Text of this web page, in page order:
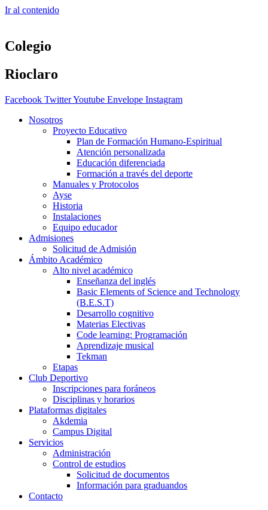
Ir al contenido
Colegio
Rioclaro
Facebook TwitterYoutube Envelope Instagram
Nosotros
Proyecto Educativo
Plan de Formación Humano-Espiritual
Atención personalizada
Educación diferenciada
Formación a través del deporte
Manuales y Protocolos
Ayse
Historia
Instalaciones
Equipo educador
Admisiones
Solicitud de Admisión
Ámbito Académico
Alto nivel académico
Enseñanza del inglés
Basic Elements of Science and Technology
(B.E.S.T)
Desarrollo cognitivo
Materias Electivas
Code learning: Programación
Aprendizaje musical
Tekman
Etapas
Club Deportivo
Inscripciones para foráneos
Disciplinas y horarios
Plataformas digitales
Akdemia
Campus Digital
Servicios
Administración
Control de estudios
Solicitud de documentos
Información para graduandos
Contacto